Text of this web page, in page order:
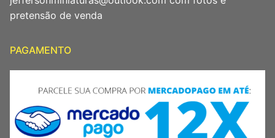
pretensão de venda
PAGAMENTO